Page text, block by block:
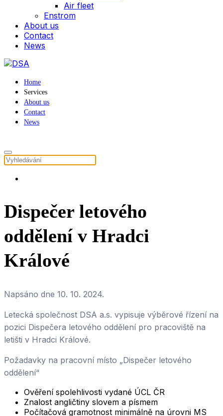
Air fleet
Enstrom
About us
Contact
News
Home
Services
About us
Contact
News
Dispečer letového
oddělení v Hradci
Králové
Napsáno dne 10. 10. 2024.
Letecká společnost DSA a.s. vypisuje výběrové řízení na
pozici Dispečera letového oddělení pro pracoviště na
letišti v Hradci Králové.
Požadavky na pracovní místo „Dispečer letového
oddělení“
Ověření spolehlivosti vydané ÚCL ČR
Znalost angličtiny slovem a písmem
Počítačová gramotnost minimálně na úrovni MS